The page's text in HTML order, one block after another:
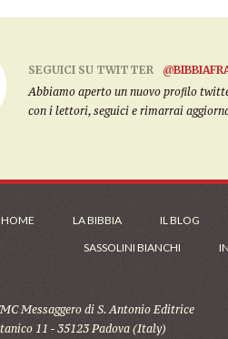
SEGUICI SU TWITTER
Abbiamo aperto un nuovo profilo
con i lettori, seguici e rimarrai
HOME LA BIBBIA IL BLOG
SASSOLINI BIANCHI
Messaggero di S. Antonio Editrice
11 - 35123 Padova (Italy)